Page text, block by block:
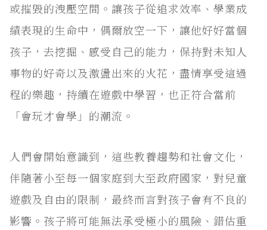
或摧毀的洩壓空間。讓孩子從追求效率、學業成
績表現的生命中，偶爾放空一下，讓他好好當個
孩子，去挖掘、感受自己的能力，保持對未知人
事物的好奇以及激盪出來的火花，盡情享受這過
程的樂趣，持續在遊戲中學習，也正符合當前
「會玩才會學」的潮流。
人們會開始意識到，這些教養趨勢和社會文化，
伴隨著小至每一個家庭到大至政府國家，對兒童
遊戲及自由的限制，最終而言對孩子會有不良的
影響。孩子將可能無法承受極小的風險、錯估重